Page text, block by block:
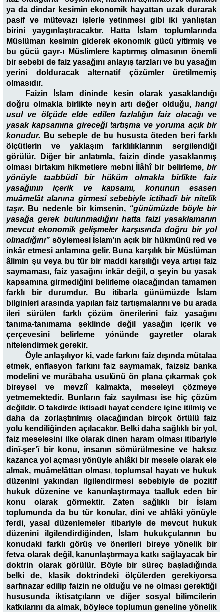
ya da dindar kesimin ekonomik hayattan uzak durarak
pasif ve mütevazı işlerle yetinmesi gibi iki yanlıştan
birini yaygınlaştıracaktır. Hatta İslam toplumlarında
Müslüman kesimin giderek ekonomik gücü yitirmiş ve
bu gücü gayr-ı Müslimlere kaptırmış olmasının önemli
bir sebebi de faiz yasağını anlayış tarzları ve bu yasağın
yerini dolduracak alternatif çözümler üretilmemiş
olmasıdır.
Faizin İslam dininde kesin olarak yasaklandığı
doğru olmakla birlikte neyin artı değer olduğu, hangi
usul ve ölçüde elde edilen fazlalığın faiz olacağı ve
yasak kapsamına gireceği tartışma ve yoruma açık bir
konudur. Bu sebeple de bu hususta öteden beri farklı
ölçütlerin ve yaklaşım farklılıklarının sergilendiği
görülür. Diğer bir anlatımla, faizin dinde yasaklanmış
olması birtakım hikmetlere mebni İlâhî bir belirleme, bir
yönüyle taabbüdî bir hüküm olmakla birlikte faiz
yasağının içerik ve kapsamı, konunun esasen
muâmelât alanına girmesi sebebiyle ictihadî bir nitelik
taşır. Bu nedenle bir kimsenin, “günümüzde böyle bir
yasağa gerek bulunmadığını hatta faizi yasaklamanın
mevcut ekonomik gelişmeler karşısında doğru bir yol
olmadığını” söylemesi İslam’ın açık bir hükmünü red ve
inkâr etmesi anlamına gelir. Buna karşılık bir Müslüman
âlimin şu veya bu tür bir maddi karşılığı veya artışı faiz
saymaması, faiz yasağını inkâr değil, o şeyin bu yasak
kapsamına girmediğini belirleme olacağından tamamen
farklı bir durumdur. Bu itibarla günümüzde İslam
bilginleri arasında yapılan faiz tartışmalarını ve bu arada
ileri sürülen farklı çözüm önerilerini faiz yasağını
tanıma-tanımama şeklinde değil yasağın içerik ve
çerçevesini belirleme yönünde gayretler olarak
nitelendirmek gerekir.
Öyle anlaşılıyor ki, vade farkını faiz dışında mütalaa
etmek, enflasyon farkını faiz saymamak, faizsiz banka
modelini ve murâbaha usulünü ön plana çıkarmak çok
bireysel ve mevziî kalmakta, meseleyi çözmeye
yetmemektedir. Bunların faiz sayılması ise hiç çözüm
değildir. O takdirde iktisadi hayat cendere içine itilmiş ve
daha da zorlaştırılmış olacağından birçok örtülü faiz
yolu kendiliğinden açılacaktır. Belki daha sağlıklı bir yol,
faiz meselesini ilke olarak dinen haram olması itibariyle
dinî-şer’î bir konu, insanın sömürülmesine ve haksız
kazanca yol açması yönüyle ahlâki bir mesele olarak ele
almak, muâmelâttan olması, toplumsal hayatı ve hukuk
düzenini yakından ilgilendirmesi sebebiyle de pozitif
hukuk düzenine ve kanunlaştırmaya taalluk eden bir
konu olarak görmektir. Zaten sağlıklı bir İslam
toplumunda da bu tür konular, dini ve ahlâki yönüyle
ferdi, yasal düzenlemeler itibariyle de mevcut hukuk
düzenini ilgilendirdiğinden, İslam hukukçularının bu
konudaki farklı görüş ve önerileri bireye yönelik bir
fetva olarak değil, kanunlaştırmaya katkı sağlayacak bir
doktrin olarak görülür. Böyle bir süreç başladığında
belki de, klasik doktrindeki ölçülerden gerekiyorsa
sarfınazar edilip faizin ne olduğu ve ne olması gerektiği
hususunda iktisatçıların ve diğer sosyal bilimcilerin
katkılarını da almak, böylece toplumun geneline yönelik